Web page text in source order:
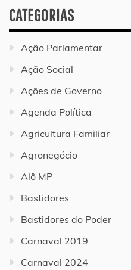
CATEGORIAS
Ação Parlamentar
Ação Social
Ações de Governo
Agenda Política
Agricultura Familiar
Agronegócio
Alô MP
Bastidores
Bastidores do Poder
Carnaval 2019
Carnaval 2024